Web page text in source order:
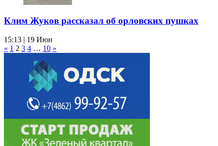
Клим Жуков рассказал об орловских пушках
15:13 | 19 Июн
« 1 2 3 4 … 10 »